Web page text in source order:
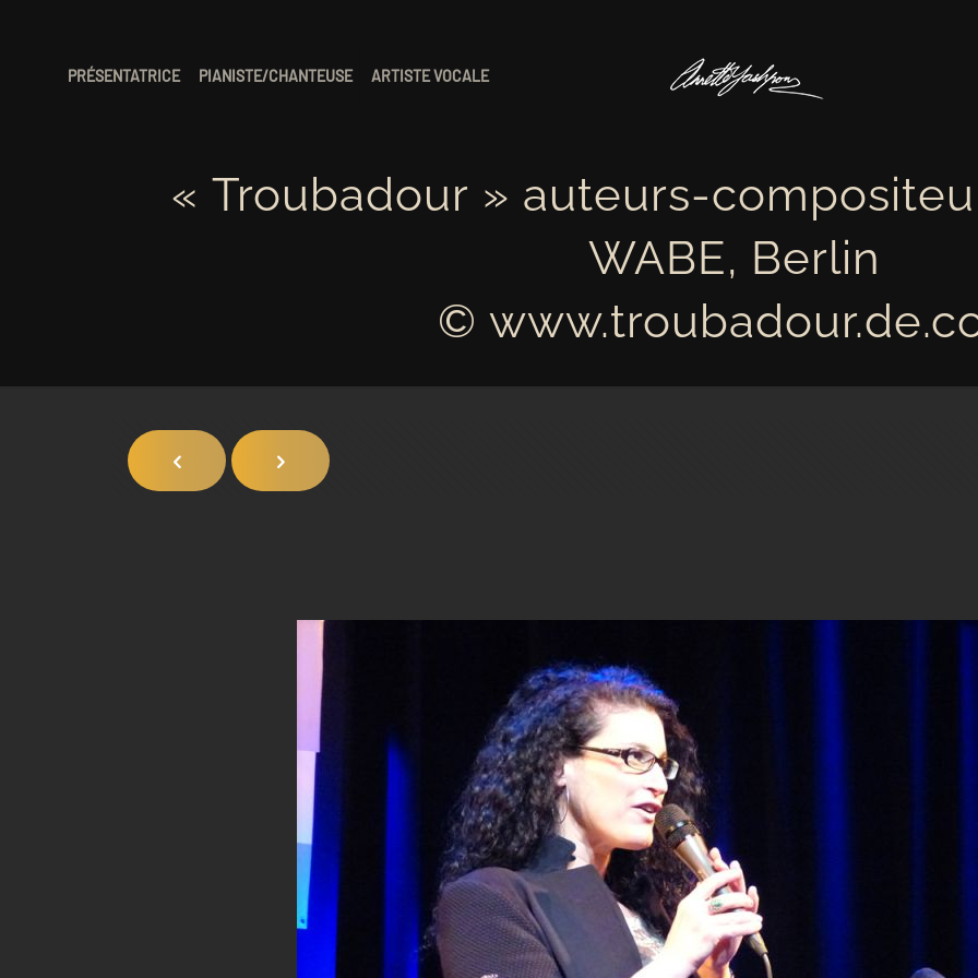
PRÉSENTATRICE PIANISTE/CHANTEUSE ARTISTE VOCALE
« Troubadour » auteurs-
WABE, Berlin
©